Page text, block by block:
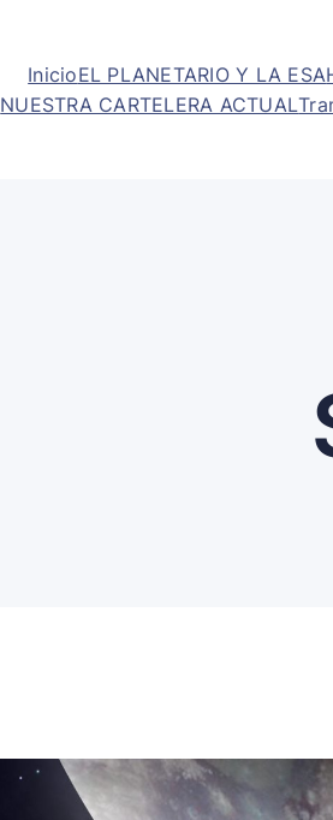
InicioEL PLANETARIO Y LA ESA
NUESTRA CARTELERA ACTUAL